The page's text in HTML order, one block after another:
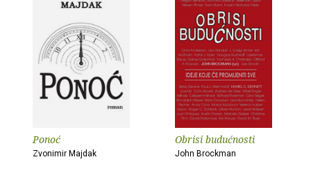
Ponoć
Zvonimir Majdak
Obrisi budućnosti
John Brockman